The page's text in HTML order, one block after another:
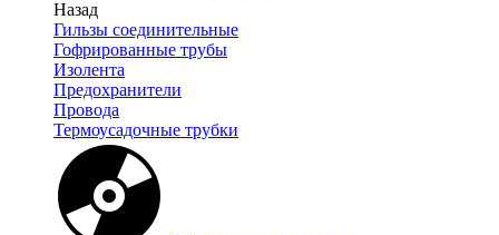
Назад
Гильзы соединительные
Гофрированные трубы
Изолента
Предохранители
Провода
Термоусадочные трубки